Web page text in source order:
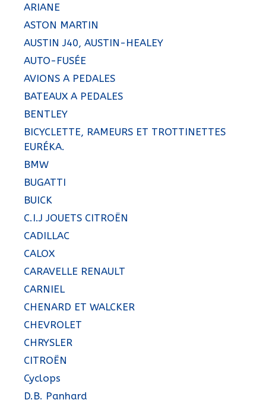
ARIANE
ASTON MARTIN
AUSTIN J40, AUSTIN-HEALEY
AUTO-FUSÉE
AVIONS A PEDALES
BATEAUX A PEDALES
BENTLEY
BICYCLETTE, RAMEURS ET TROTTINETTES
EURÉKA.
BMW
BUGATTI
BUICK
C.I.J JOUETS CITROËN
CADILLAC
CALOX
CARAVELLE RENAULT
CARNIEL
CHENARD ET WALCKER
CHEVROLET
CHRYSLER
CITROËN
Cyclops
D.B. Panhard